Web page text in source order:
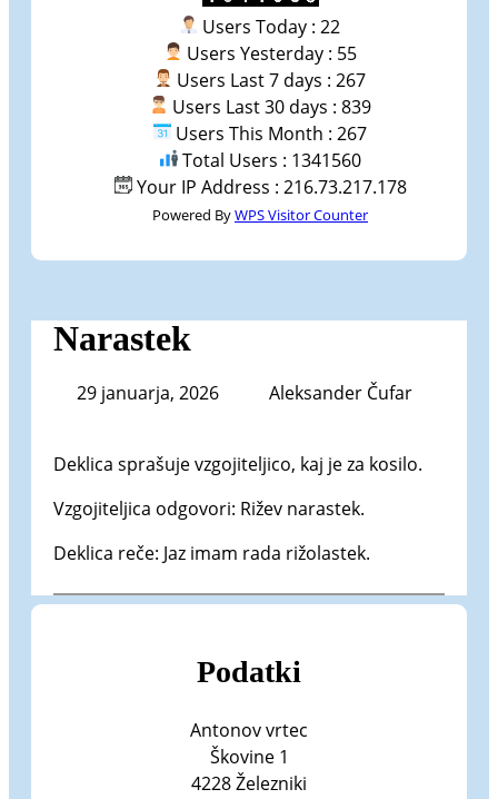
Users Today : 22
Users Yesterday : 55
Users Last 7 days : 267
Users Last 30 days : 839
Users This Month : 267
Total Users : 1341560
Your IP Address : 216.73.217.178
Powered ByWPS Visitor Counter
Narastek
29 januarja, 2026 Aleksander Čufar
Deklica sprašuje vzgojiteljico, kaj je za kosilo.
Vzgojiteljica odgovori: Rižev narastek.
Deklica reče: Jaz imam rada rižolastek.
Podatki
Antonov vrtec
Škovine 1
4228 Železniki